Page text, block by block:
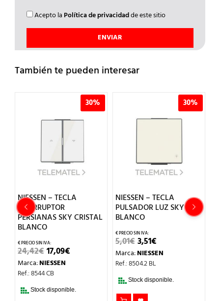
Acepto la Política de privacidadde este sitio
También te pueden interesar
30%
NIESSEN – TECLA
INTERRUPTOR
PERSIANAS SKY CRISTAL
BLANCO
24,42€EL
PRECIO
ORIGINAL
ERA:
17,09€
Marca:NIESSEN
Ref.: 8544 CB
Stock disponible.
30%
NIESSEN – TECLA
PULSADOR LUZ SKY
BLANCO
5,01€EL
PRECIO
ORIGINAL
ERA:
3,51€PRECIO
ACTUAL
Marca:NIESSEN
Ref.: 8504.2 BL
Stock disponible.